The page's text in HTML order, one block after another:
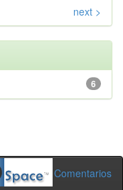
next >
6
Comentarios